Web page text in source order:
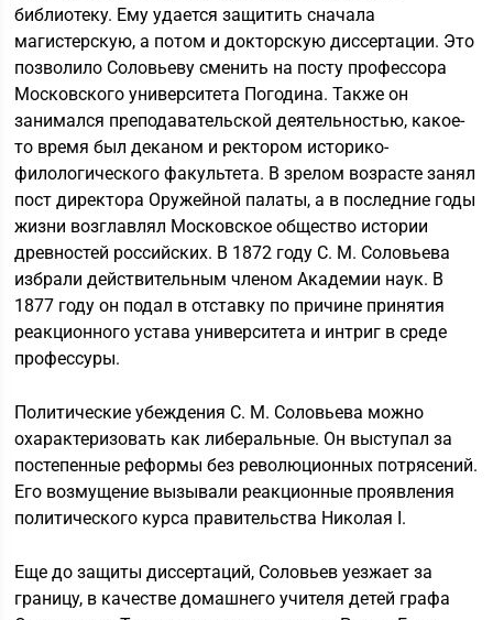
библиотеку. Ему удается защитить сначала
магистерскую, а потом и докторскую диссертации. Это
позволило Соловьеву сменить на посту профессора
Московского университета Погодина. Также он
занимался преподавательской деятельностью, какое-
то время был деканом и ректором историко-
филологического факультета. В зрелом возрасте занял
пост директора Оружейной палаты, а в последние годы
жизни возглавлял Московское общество истории
древностей российских. В 1872 году С. М. Соловьева
избрали действительным членом Академии наук. В
1877 году он подал в отставку по причине принятия
реакционного устава университета и интриг в среде
профессуры.
Политические убеждения С. М. Соловьева можно
охарактеризовать как либеральные. Он выступал за
постепенные реформы без революционных потрясений.
Его возмущение вызывали реакционные проявления
политического курса правительства Николая I.
Еще до защиты диссертаций, Соловьев уезжает за
границу, в качестве домашнего учителя детей графа